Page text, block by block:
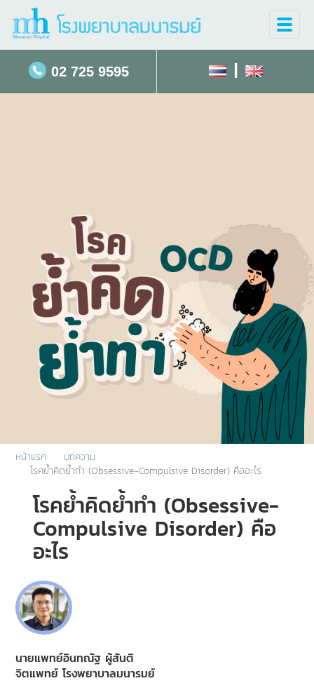
Toggle
02 725 9595 |
หน้าแรก
บทความ
โรคย้ำคิดย้ำทำ (Obsessive-Compulsive Disorder) คืออะไร
โรคย้ำคิดย้ำทำ (Obsessive-
Compulsive Disorder) คือ
อะไร
นายแพทย์อินทณัฐ ผู้สันติ
จิตแพทย์ โรงพยาบาลมนารมย์